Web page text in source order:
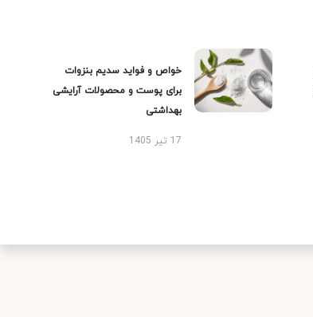
خواص و فواید سدیم بنزوات
برای پوست و محصولات آرایشی
بهداشتی
17 تیر 1405